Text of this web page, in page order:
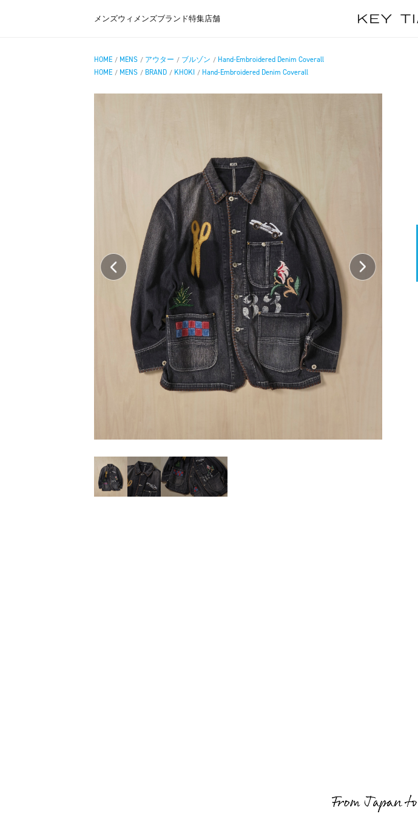
メンズウィメンズブランド特集店舗
HOME / MENS / アウター / ブルゾン / Hand-Embroidered Denim Coverall
HOME / MENS / BRAND / KHOKI / Hand-Embroidered Denim Coverall